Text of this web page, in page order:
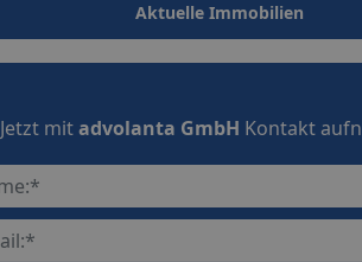
Aktuelle Immobilien
Jetzt mitadvolanta GmbH Kontakt